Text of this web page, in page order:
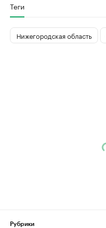
Теги
Нижегородская область
Рубрики